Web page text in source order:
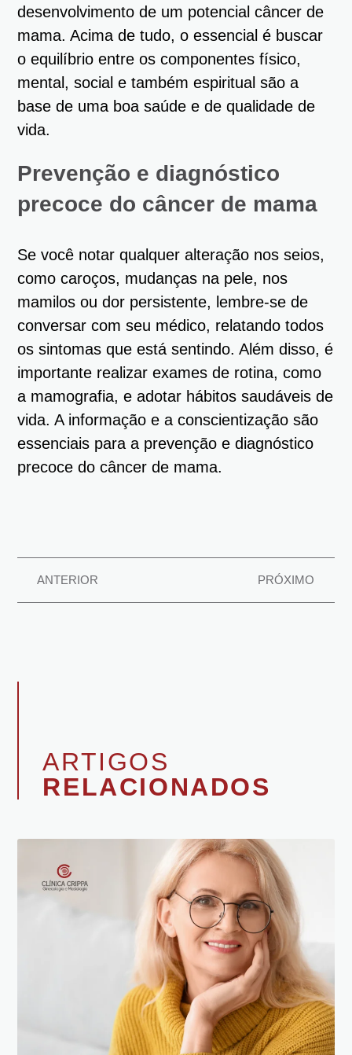
desenvolvimento de um potencial câncer de
mama. Acima de tudo, o essencial é buscar
o equilíbrio entre os componentes físico,
mental, social e também espiritual são a
base de uma boa saúde e de qualidade de
vida.
Prevenção e diagnóstico
precoce do câncer de mama
Se você notar qualquer alteração nos seios,
como caroços, mudanças na pele, nos
mamilos ou dor persistente, lembre-se de
conversar com seu médico, relatando todos
os sintomas que está sentindo. Além disso, é
importante realizar exames de rotina, como
a mamografia, e adotar hábitos saudáveis de
vida. A informação e a conscientização são
essenciais para a prevenção e diagnóstico
precoce do câncer de mama.
ANTERIOR PRÓXIMO
ARTIGOS
RELACIONADOS